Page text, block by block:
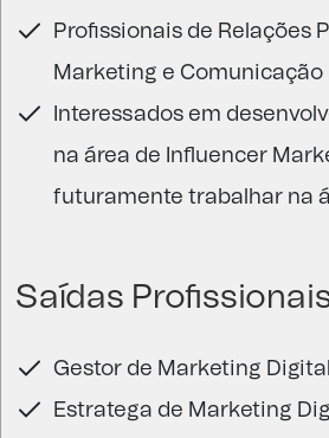
Profissionais de Relações
Marketing e Comunicação
Interessados em
na área de Influencer
futuramente trabalhar na
Saídas
Gestor de Marketing Digital
Estratega de Marketing